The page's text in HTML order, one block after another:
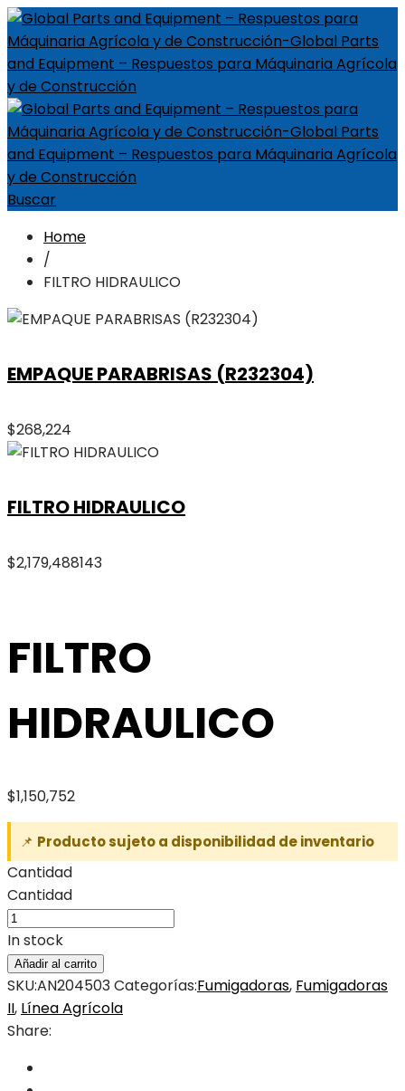
Buscar
Home
/
FILTRO HIDRAULICO
EMPAQUE PARABRISAS (R232304)
$268,224
FILTRO HIDRAULICO
$2,179,488143
FILTRO
HIDRAULICO
$1,150,752
📌 Producto sujeto a disponibilidad de inventario
Cantidad
Cantidad
In stock
Añadir al carrito
SKU:AN204503Categorías:Fumigadoras, Fumigadoras
II, Línea Agrícola
Share: